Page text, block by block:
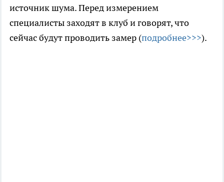
источник шума. Перед измерением
специалисты заходят в клуб и говорят, что
сейчас будут проводить замер (подробнее>>>).